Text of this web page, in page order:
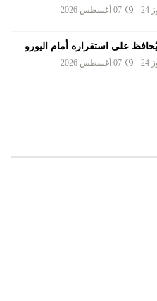
07 أغسطس 2026
يُحافظ على استقراره أمام اليورو
07 أغسطس 2026